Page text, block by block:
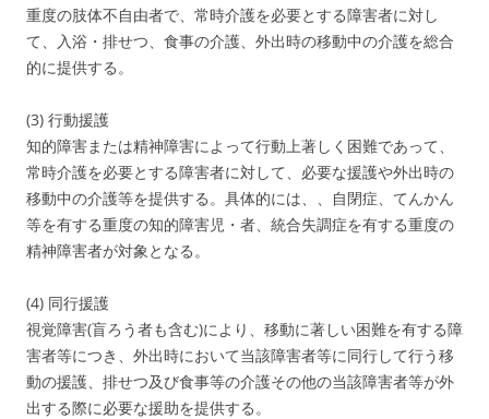
重度の肢体不自由者で、常時介護を必要とする障害者に対し
て、入浴・排せつ、食事の介護、外出時の移動中の介護を総合
的に提供する。
(3) 行動援護
知的障害または精神障害によって行動上著しく困難であって、
常時介護を必要とする障害者に対して、必要な援護や外出時の
移動中の介護等を提供する。具体的には、、自閉症、てんかん
等を有する重度の知的障害児・者、統合失調症を有する重度の
精神障害者が対象となる。
(4) 同行援護
視覚障害(盲ろう者も含む)により、移動に著しい困難を有する障
害者等につき、外出時において当該障害者等に同行して行う移
動の援護、排せつ及び食事等の介護その他の当該障害者等が外
出する際に必要な援助を提供する。